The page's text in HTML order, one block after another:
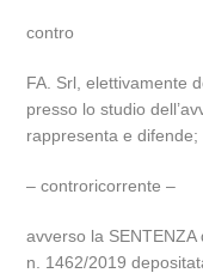
contro
FA. Srl, elettivamente
presso lo studio
rappresenta e difende;
– controricorrente –
avverso la SENTENZA
n. 1462/2019